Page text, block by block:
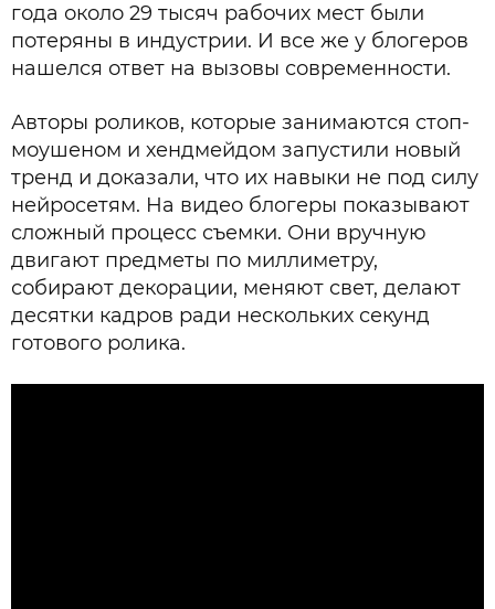
года около 29 тысяч рабочих мест были
потеряны в индустрии. И все же у блогеров
нашелся ответ на вызовы современности.
Авторы роликов, которые занимаются стоп-
моушеном и хендмейдом запустили новый
тренд и доказали, что их навыки не под силу
нейросетям. На видео блогеры показывают
сложный процесс съемки. Они вручную
двигают предметы по миллиметру,
собирают декорации, меняют свет, делают
десятки кадров ради нескольких секунд
готового ролика.